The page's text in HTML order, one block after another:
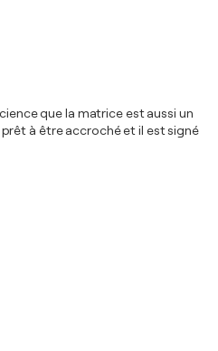
que la matrice est aussi un
à être accroché et il est signé